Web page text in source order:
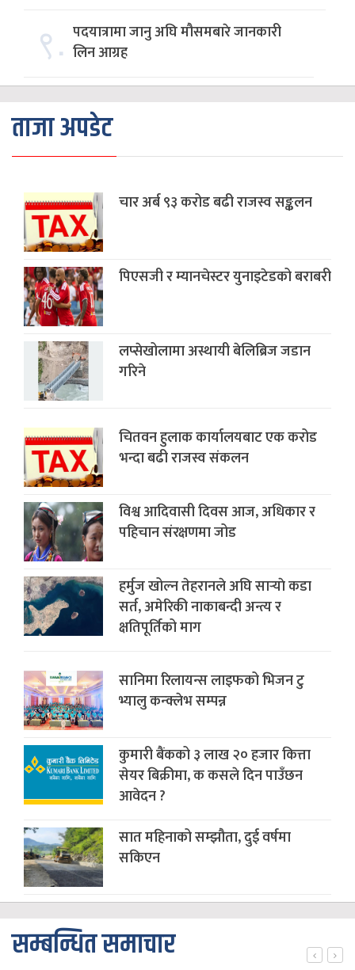
९. पदयात्रामा जानु अघि मौसमबारे जानकारी
लिन आग्रह
ताजा अपडेट
चार अर्ब ९३ करोड बढी राजस्व सङ्कलन
पिएसजी र म्यानचेस्टर युनाइटेडको बराबरी
लप्सेखोलामा अस्थायी बेलिब्रिज जडान
गरिने
चितवन हुलाक कार्यालयबाट एक करोड
भन्दा बढी राजस्व संकलन
विश्व आदिवासी दिवस आज, अधिकार र
पहिचान संरक्षणमा जोड
हर्मुज खोल्न तेहरानले अघि सार्‍याे कडा
सर्त, अमेरिकी नाकाबन्दी अन्त्य र
क्षतिपूर्तिको माग
सानिमा रिलायन्स लाइफको भिजन टु
भ्यालु कन्क्लेभ सम्पन्न
कुमारी बैंकको ३ लाख २० हजार कित्ता
सेयर बिक्रीमा, क कसले दिन पाउँछन
आवेदन ?
सात महिनाको सम्झौता, दुई वर्षमा
सकिएन
सम्बन्धित समाचार